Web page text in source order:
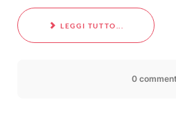
LEGGI TUTTO...
0